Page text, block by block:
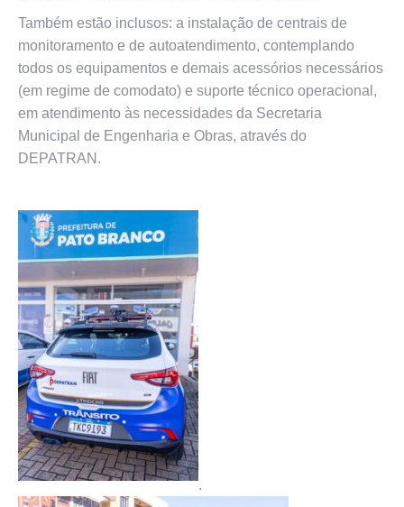
Também estão inclusos: a instalação de centrais de
monitoramento e de autoatendimento, contemplando
todos os equipamentos e demais acessórios necessários
(em regime de comodato) e suporte técnico operacional,
em atendimento às necessidades da Secretaria
Municipal de Engenharia e Obras, através do
DEPATRAN.
.